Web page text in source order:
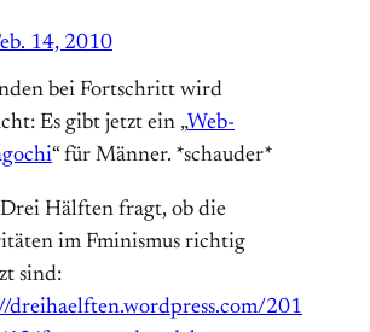
14, 2010
bei Fortschritt wird
Es gibt jetzt ein „Web-
“ für Männer. *schauder*
Hälften fragt, ob die
im Fminismus richtig
sind:
dreihaelften.wordpress.com/201